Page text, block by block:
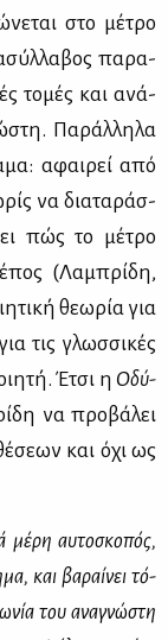
στο μέ­τρο
πα­ρα­
το­μές και ανά­
Πα­ράλ­λη­λα
αφαι­ρεί από
να δια­τα­ράσ­
πώς το μέ­τρο
(Λα­μπρί­δη,
θε­ω­ρία για
τις γλωσ­σι­κές
Έτσι η Οδύ­
να προ­βά­λει
και όχι ως
μέ­ρη αυ­το­σκο­πός,
και βα­ραί­νει τό­
του ανα­γνώ­στη